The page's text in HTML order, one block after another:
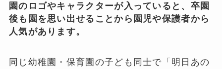
園のロゴやキャラクターが入っていると、卒園
後も園を思い出せることから園児や保護者から
人気があります。
同じ幼稚園・保育園の子ども同士で「明日あの